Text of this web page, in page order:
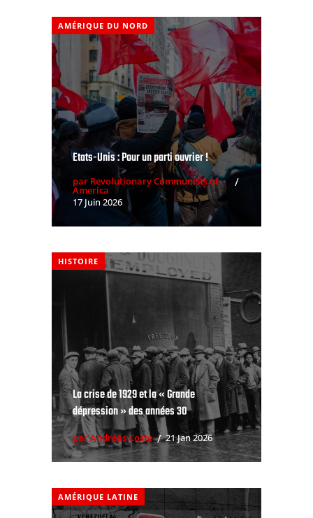
AMÉRIQUE DU NORD
Etats-Unis : Pour un parti ouvrier !
par Revolutionary Communists of
America
17 Juin 2026
HISTOIRE
La crise de 1929 et la « Grande
dépression » des années 30
par Andréas Coste 21 Jan 2026
AMÉRIQUE LATINE